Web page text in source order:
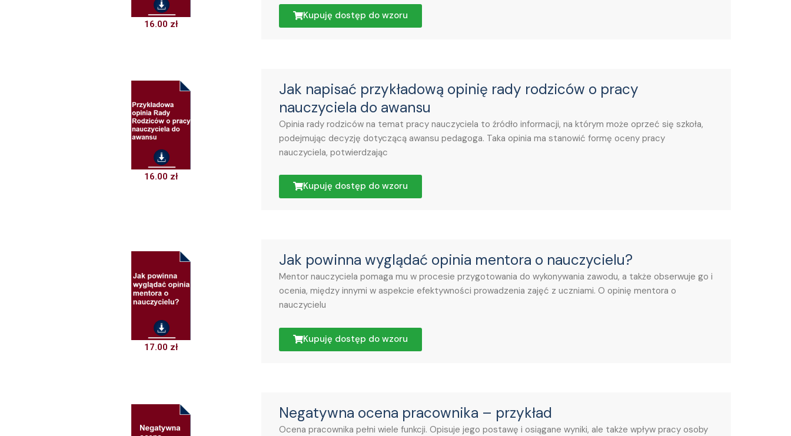
16.00 zł
Kupuję dostęp do wzoru
16.00 zł
Jak napisać przykładową opinię rady rodziców o pracy
nauczyciela do awansu
Opinia rady rodziców na temat pracy nauczyciela to źródło informacji, na którym może oprzeć się szkoła,
podejmując decyzję dotyczącą awansu pedagoga. Taka opinia ma stanowić formę oceny pracy
nauczyciela, potwierdzając
Kupuję dostęp do wzoru
17.00 zł
Jak powinna wyglądać opinia mentora o nauczycielu?
Mentor nauczyciela pomaga mu w procesie przygotowania do wykonywania zawodu, a także obserwuje go i
ocenia, między innymi w aspekcie efektywności prowadzenia zajęć z uczniami. O opinię mentora o
nauczycielu
Kupuję dostęp do wzoru
Negatywna ocena pracownika – przykład
Ocena pracownika pełni wiele funkcji. Opisuje jego postawę i osiągane wyniki, ale także wpływ pracy osoby